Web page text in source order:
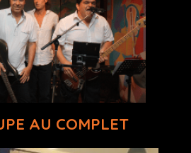
AU COMPLET